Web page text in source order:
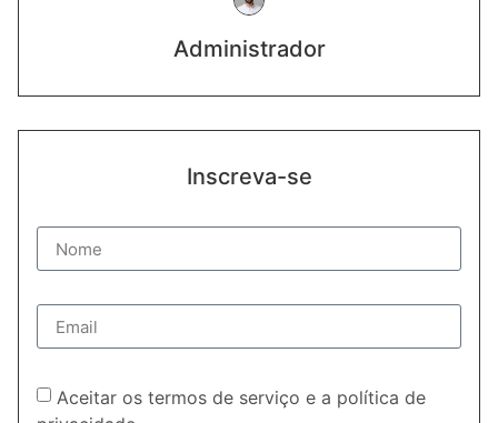
Administrador
Inscreva-se
Aceitar os termos de serviço e a política de